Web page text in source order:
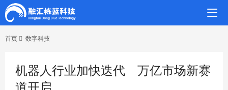
首页 数字科技
机器人行业加快迭代 万亿市场新赛